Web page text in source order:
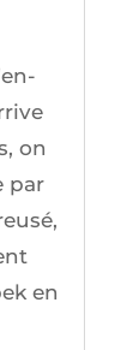
on
par
en